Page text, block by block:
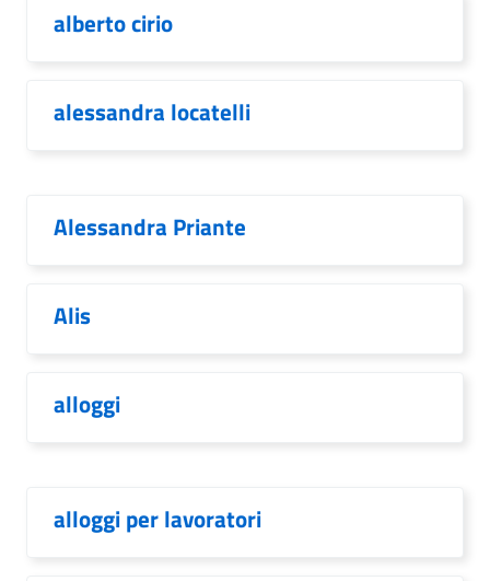
alberto cirio
alessandra locatelli
Alessandra Priante
Alis
alloggi
alloggi per lavoratori